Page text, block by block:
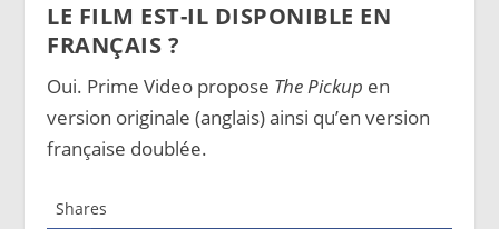
LE FILM EST-IL DISPONIBLE EN
FRANÇAIS ?
Oui. Prime Video propose The Pickup en
version originale (anglais) ainsi qu’en version
française doublée.
Shares